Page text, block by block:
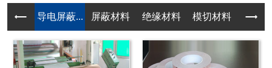
导电屏蔽... 屏蔽材料 绝缘材料 模切材料